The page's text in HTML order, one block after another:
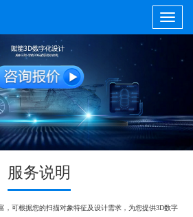
服务说明
，可根据您的扫描对象特征及设计需求，为您提供3D数字